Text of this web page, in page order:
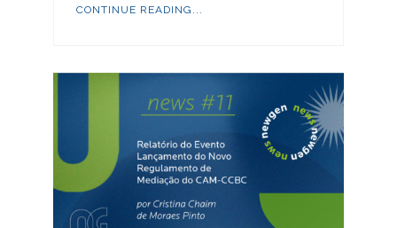
CONTINUE READING...